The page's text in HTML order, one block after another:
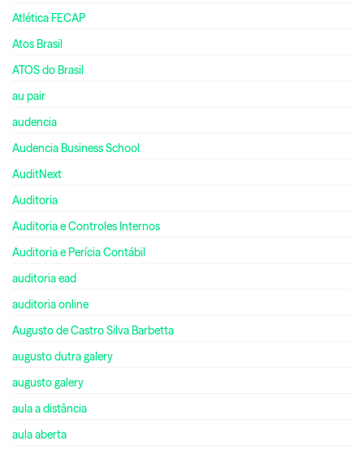
Atlética FECAP
Atos Brasil
ATOS do Brasil
au pair
audencia
Audencia Business School
AuditNext
Auditoria
Auditoria e Controles Internos
Auditoria e Perícia Contábil
auditoria ead
auditoria online
Augusto de Castro Silva Barbetta
augusto dutra galery
augusto galery
aula a distância
aula aberta